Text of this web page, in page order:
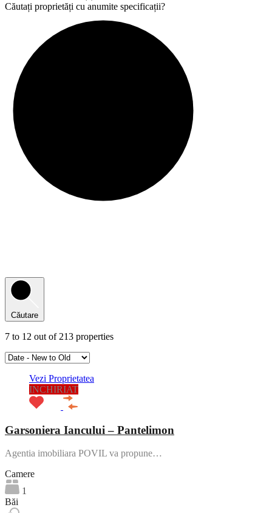
Căutați proprietăți cu anumite specificații?
Căutare
7 to 12 out of 213 properties
Vezi Proprietatea
INCHIRIAT
Garsoniera Iancului – Pantelimon
Agentia imobiliara POVIL va propune…
Camere
1
Băi